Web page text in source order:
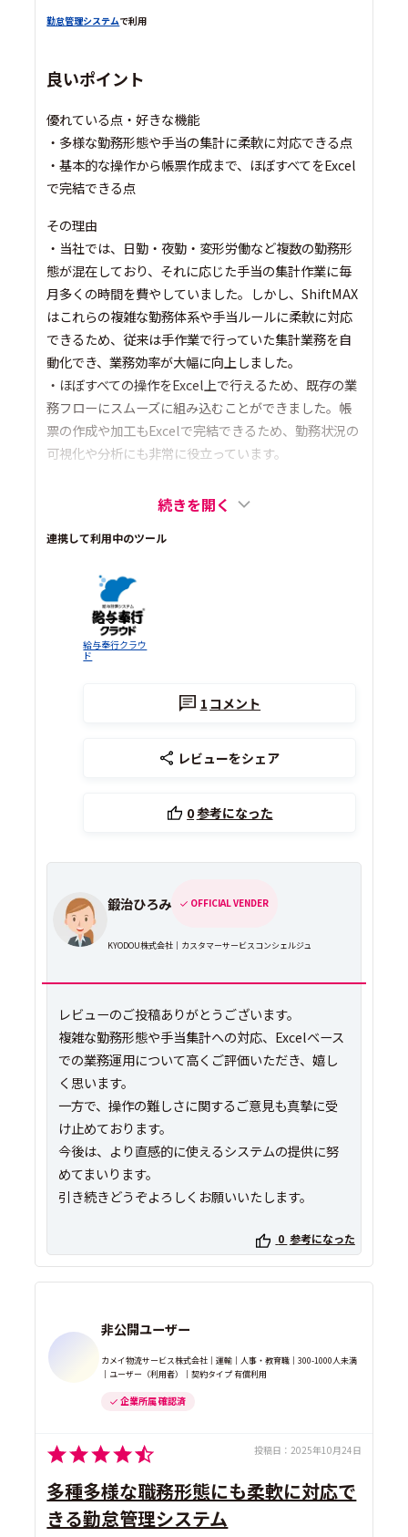
勤怠管理システムで利用
良いポイント
優れている点・好きな機能
・多様な勤務形態や手当の集計に柔軟に対応できる点
・基本的な操作から帳票作成まで、ほぼすべてをExcel
で完結できる点
その理由
・当社では、日勤・夜勤・変形労働など複数の勤務形
態が混在しており、それに応じた手当の集計作業に毎
月多くの時間を費やしていました。しかし、ShiftMAX
はこれらの複雑な勤務体系や手当ルールに柔軟に対応
できるため、従来は手作業で行っていた集計業務を自
動化でき、業務効率が大幅に向上しました。
・ほぼすべての操作をExcel上で行えるため、既存の業
務フローにスムーズに組み込むことができました。帳
票の作成や加工もExcelで完結できるため、勤務状況の
可視化や分析にも非常に役立っています。
続きを開く
連携して利用中のツール
給与奉行クラウ
ド
1 コメント
レビューをシェア
0参考になった
鍛治ひろみ OFFICIAL VENDER
KYODOU株式会社｜カスタマーサービスコンシェルジュ
レビューのご投稿ありがとうございます。
複雑な勤務形態や手当集計への対応、Excelベース
での業務運用について高くご評価いただき、嬉し
く思います。
一方で、操作の難しさに関するご意見も真摯に受
け止めております。
今後は、より直感的に使えるシステムの提供に努
めてまいります。
引き続きどうぞよろしくお願いいたします。
0 参考になった
非公開ユーザー
カメイ物流サービス株式会社｜運輸｜人事・教育職｜300-1000人未満
｜ユーザー（利用者）｜契約タイプ 有償利用
企業所属 確認済
投稿日： 2025年10月24日
多種多様な職務形態にも柔軟に対応で
きる勤怠管理システム